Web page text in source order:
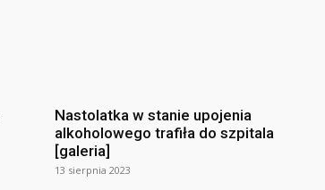
Nastolatka w stanie upojenia
alkoholowego trafiła do szpitala
[galeria]
13 sierpnia 2023